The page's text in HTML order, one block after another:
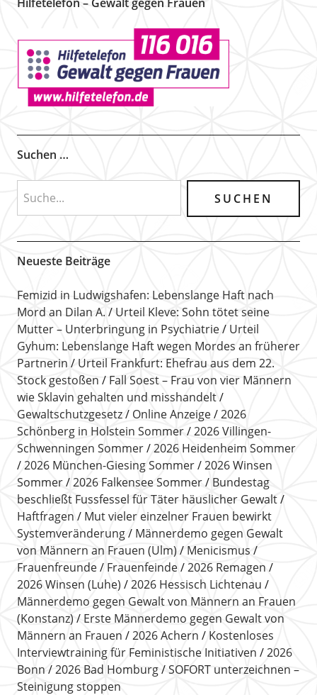
Suchen …
Neueste Beiträge
Femizid in Ludwigshafen: Lebenslange Haft nach
Mord an Dilan A.
Urteil Kleve: Sohn tötet seine
Mutter – Unterbringung in Psychiatrie
Urteil
Gyhum: Lebenslange Haft wegen Mordes an früherer
Partnerin
Urteil Frankfurt: Ehefrau aus dem 22.
Stock gestoßen
Fall Soest – Frau von vier Männern
wie Sklavin gehalten und misshandelt
Gewaltschutzgesetz
Online Anzeige
2026
Schönberg in Holstein Sommer
2026 Villingen-
Schwenningen Sommer
2026 Heidenheim Sommer
2026 München-Giesing Sommer
2026 Winsen
Sommer
2026 Falkensee Sommer
Bundestag
beschließt Fussfessel für Täter häuslicher Gewalt
Haftfragen
Mut vieler einzelner Frauen bewirkt
Systemveränderung
Männerdemo gegen Gewalt
von Männern an Frauen (Ulm)
Menicismus
Frauenfreunde
Frauenfeinde
2026 Remagen
2026 Winsen (Luhe)
2026 Hessisch Lichtenau
Männerdemo gegen Gewalt von Männern an Frauen
(Konstanz)
Erste Männerdemo gegen Gewalt von
Männern an Frauen
2026 Achern
Kostenloses
Interviewtraining für Feministische Initiativen
2026
Bonn
2026 Bad Homburg
SOFORT unterzeichnen –
Steinigung stoppen